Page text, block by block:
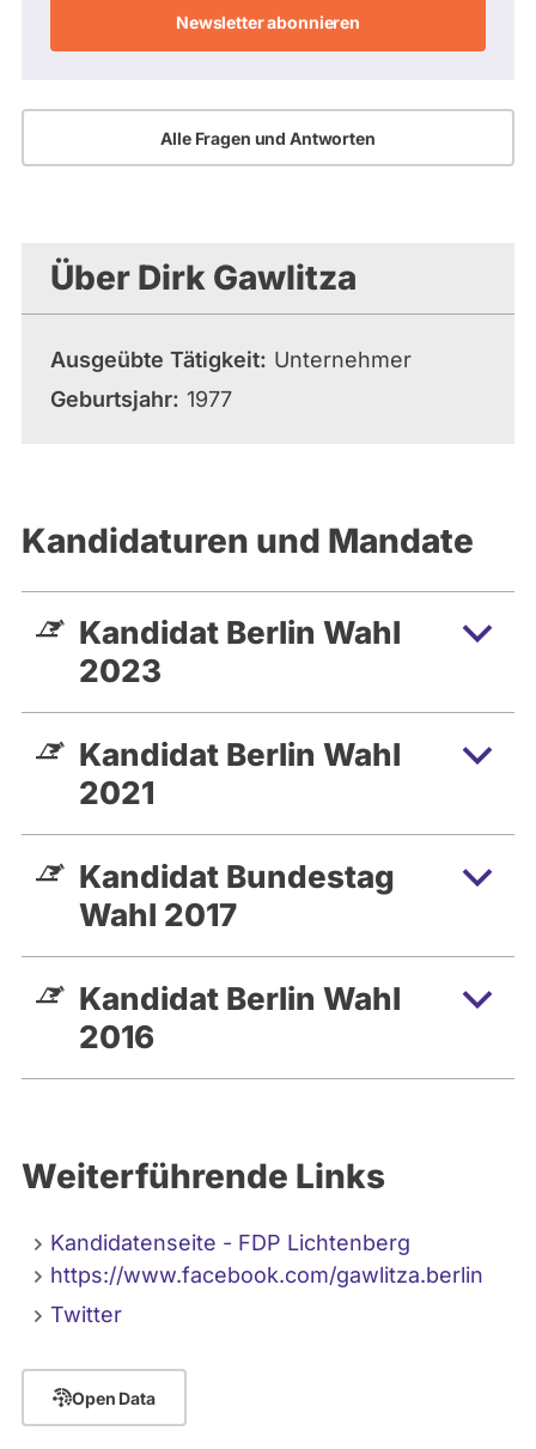
Alle Fragen und Antworten
Über Dirk Gawlitza
Ausgeübte Tätigkeit
Unternehmer
Geburtsjahr 1977
Kandidaturen und Mandate
Kandidat Berlin Wahl
2023
Kandidat Berlin Wahl
2021
Kandidat Bundestag
Wahl 2017
Kandidat Berlin Wahl
2016
Weiterführende Links
Kandidatenseite - FDP Lichtenberg
https://www.facebook.com/gawlitza.berlin
Twitter
Open Data